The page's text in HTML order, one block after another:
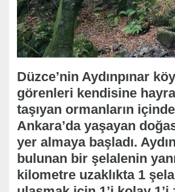
Düzce’nin Aydınpınar
görenleri kendisine
taşıyan ormanların
Ankara’da yaşayan
yer almaya başladı.
bulunan bir şelalenin
kilometre uzaklıkta 1